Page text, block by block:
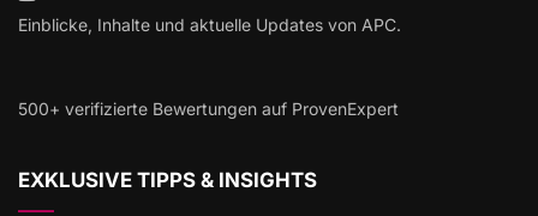
Einblicke, Inhalte und aktuelle Updates von APC.
500+ verifizierte Bewertungen auf ProvenExpert
EXKLUSIVE TIPPS & INSIGHTS